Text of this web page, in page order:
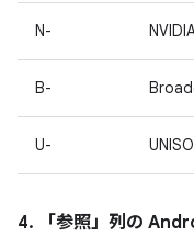
N-
B-
U-
4. 「参照」 列の